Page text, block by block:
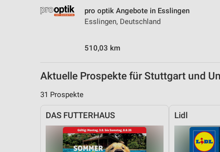
pro optik Angebote in Esslingen
Esslingen, Deutschland
510,03 km
Aktuelle Prospekte für Stuttgart und
31 Prospekte
DAS FUTTERHAUS Lidl
Verwendung reduzierter Daten zur Auswahl von Inhalten
Nicht-IAB-Verarbeitungszwecke:
Notwendig
Performance